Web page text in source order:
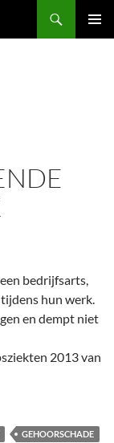
bedrijfsarts,
hun werk.
en dempt niet
2013 van
GEHOORSCHADE